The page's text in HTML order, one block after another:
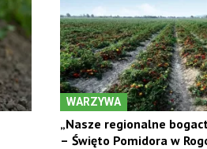
WARZYWA
„Nasze regionalne
– Święto Pomidora w